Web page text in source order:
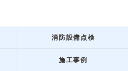
消防設備点検
施工事例